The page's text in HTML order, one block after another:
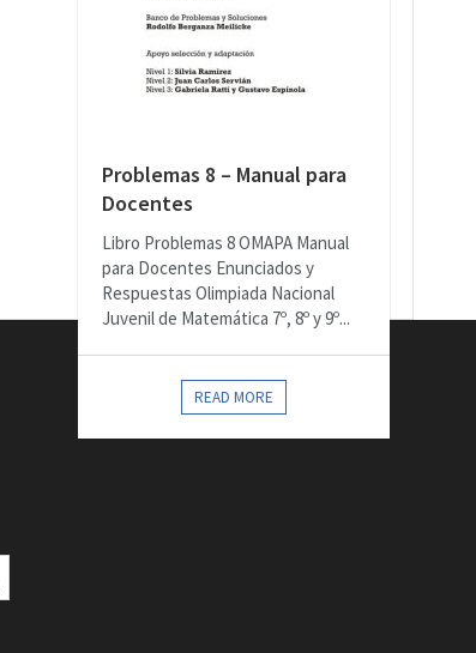
Problemas 8 – Manual para
Docentes
Libro Problemas 8 OMAPA Manual
para Docentes Enunciados y
Respuestas Olimpiada Nacional
Juvenil de Matemática 7º, 8º y 9º...
READ MORE